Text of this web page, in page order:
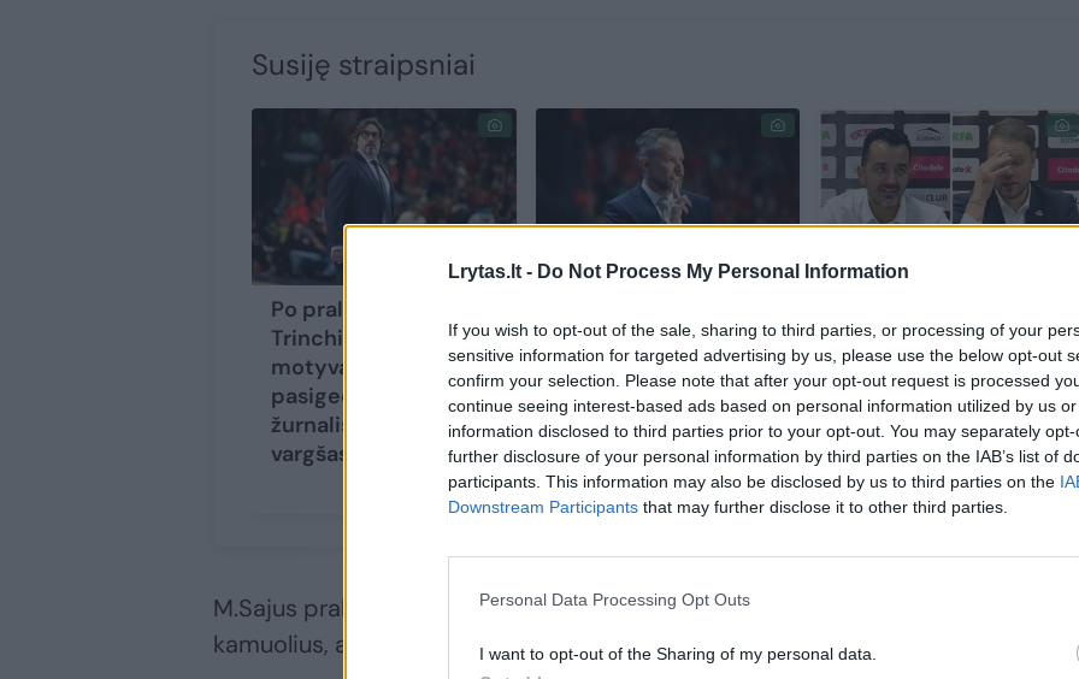
Lrytas.lt - Do Not Process My Personal Information
If you wish to opt-out of the sale, sharing to third parties, or processing of your
sensitive information for targeted advertising by us, please use the below opt-out
confirm your selection. Please note that after your opt-out request is processed
continue seeing interest-based ads based on personal information utilized by us
information disclosed to third parties prior to your opt-out. You may separately
further disclosure of your personal information by third parties on the IAB’s list of
participants. This information may also be disclosed by us to third parties on the
Downstream Participants that may further disclose it to other third parties.
Personal Data Processing Opt Outs
I want to opt-out of the Sharing of my personal data.
Susiję straipsniai
Po pralaimėjimo A.
Trinchieri užsipuolė
motyvacijos
pasigedusius
žurnalistus: „Esate
vargšas žmogus“(4)
Trinchieri elgesį
įvertinęs G. Žibėnas
užsiminė apie
miglotą ateitį
rinktinėje(3)
ekipos reakcija, o V.
Buzas rėžė
priekaištus: „Tokie
dalykai negalimi“
M.Sajus pralaimėtojų ekipoje per 21 minutę įmetė 6 taškus (3/3 dvit.),
kamuolius, atliko 2 rezultatyvius perdavimus ir surinko 13 naudingumo balų.